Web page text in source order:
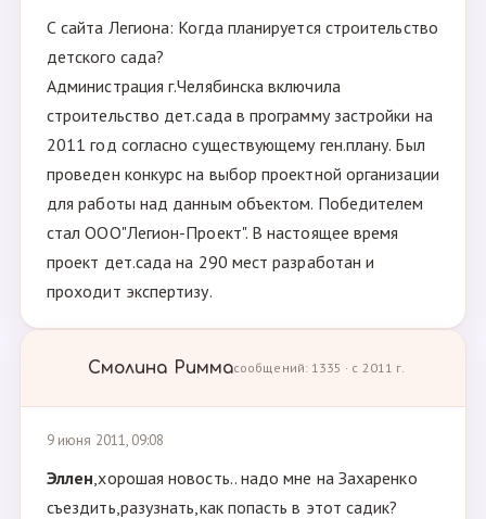
С сайта Легиона: Когда планируется строительство
детского сада?
Администрация г.Челябинска включила
строительство дет.сада в программу застройки на
2011 год согласно существующему ген.плану. Был
проведен конкурс на выбор проектной организации
для работы над данным объектом. Победителем
стал ООО"Легион-Проект". В настоящее время
проект дет.сада на 290 мест разработан и
проходит экспертизу.
Смолина Риммасообщений: 1335 · с 2011 г.
9 июня 2011, 09:08
Эллен,хорошая новость.. надо мне на Захаренко
съездить,разузнать,как попасть в этот садик?